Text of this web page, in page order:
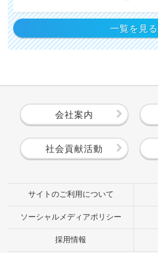
一覧を見る
会社案内
社会貢献活動
サイトのご利用について
ソーシャルメディアポリシー
採用情報